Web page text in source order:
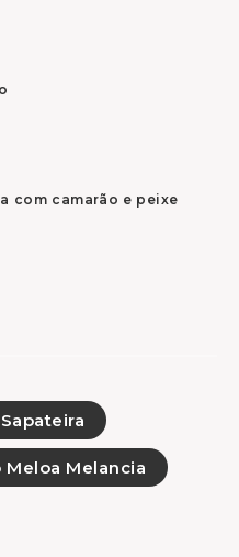
com camarão e peixe
Sapateira
Meloa Melancia